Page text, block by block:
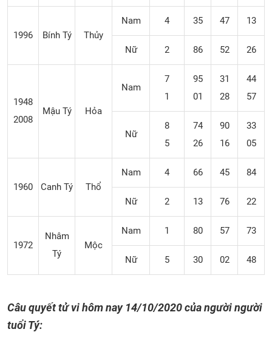
1996 Bính Tý Thủy
Nam 4 35 47 13
Nữ 2 86 52 26
1948
2008
Mậu Tý Hỏa
Nam
7
1
95
01
31
28
44
57
Nữ
8
5
74
26
90
16
33
05
1960 Canh Tý Thổ
Nam 4 66 45 84
Nữ 2 13 76 22
1972
Nhâm
Tý
Mộc
Nam 1 80 57 73
Nữ 5 30 02 48
Câu quyết tử vi hôm nay 14/10/2020 của người người
tuổi Tý: